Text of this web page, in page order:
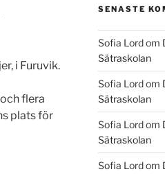
i Furuvik.
flera
plats för
SENASTE
Sofia Lordom
Sätraskolan
Sofia Lordom
Sätraskolan
Sofia Lordom
Sätraskolan
Sofia Lordom